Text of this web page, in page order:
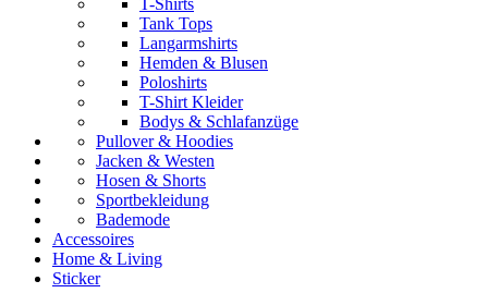
Tank Tops
Langarmshirts
Hemden & Blusen
Poloshirts
T-Shirt Kleider
Bodys & Schlafanzüge
Pullover & Hoodies
Jacken & Westen
Hosen & Shorts
Sportbekleidung
Bademode
Accessoires
Home & Living
Sticker